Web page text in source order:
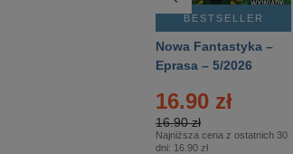
BESTSELLER
Nowa Fantastyka –
Eprasa – 5/2026
16.90 zł
16.90 zł
Najniższa cena z ostatnich 30
dni: 16.90 zł